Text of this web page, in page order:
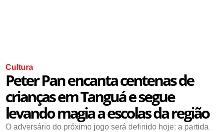
Cultura
Peter Pan encanta centenas de
crianças em Tanguá e segue
levando magia a escolas da região
O adversário do próximo jogo será definido hoje; a partida